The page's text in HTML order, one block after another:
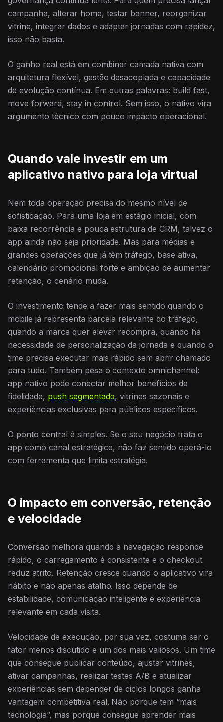
campanha, alterar home, testar banner, reorganizar
vitrine, integrar dados e adaptar jornadas com rapidez,
isso não basta.
O ganho real está em combinar camada nativa com
arquitetura flexível, gestão desacoplada e capacidade
de evolução contínua. Em outras palavras: build fast,
move forward, stay in control. Sem isso, o nativo vira
argumento técnico com pouco impacto operacional.
Quando vale investir em um
aplicativo nativo para loja virtual
Nem toda operação precisa do mesmo nível de
sofisticação. Para uma loja em estágio inicial, com
baixa recorrência e pouca estrutura de CRM, talvez o
app ainda não seja prioridade. Mas para médias e
grandes operações que já têm tráfego, base ativa,
calendário promocional forte e ambição de aumentar
retenção, o cenário muda.
O investimento tende a fazer mais sentido quando o
mobile já representa parcela relevante do tráfego,
quando a marca quer elevar recompra, quando há
necessidade de personalização da jornada e quando o
time precisa executar mais rápido sem abrir chamado
para tudo. Também pesa o contexto omnichannel:
app nativo pode conectar melhor benefícios de
fidelidade, push segmentado, vitrines sazonais e
experiências exclusivas para públicos específicos.
O ponto central é simples. Se o seu negócio trata o
app como canal estratégico, não faz sentido operá-lo
com ferramenta que limita estratégia.
O impacto em conversão, retenção
e velocidade
Conversão melhora quando a navegação responde
rápido, o carregamento é consistente e o checkout
reduz atrito. Retenção cresce quando o aplicativo vira
hábito e não apenas atalho. Isso depende de
estabilidade, comunicação inteligente e experiência
relevante em cada visita.
Velocidade de execução, por sua vez, costuma ser o
fator menos discutido e um dos mais valiosos. Um time
que consegue publicar conteúdo, ajustar vitrines,
ativar campanhas, realizar testes A/B e atualizar
experiências sem depender de ciclos longos ganha
vantagem competitiva real. Não porque tem “mais
tecnologia”, mas porque consegue aprender mais